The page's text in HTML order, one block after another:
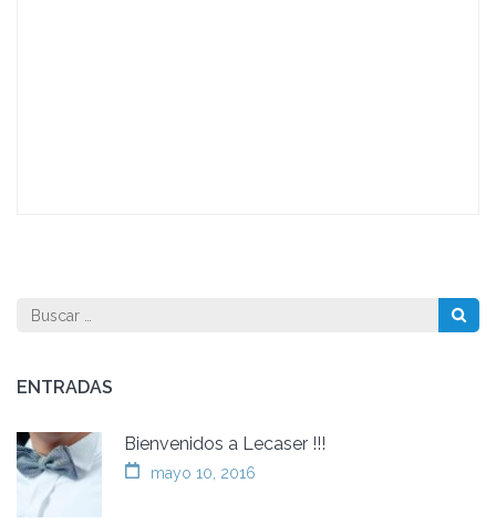
Buscar:
ENTRADAS
Bienvenidos a Lecaser !!!
mayo 10, 2016